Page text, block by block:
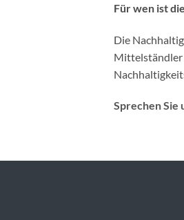
Für wen ist
Die
Mittelständler
Sprechen Sie